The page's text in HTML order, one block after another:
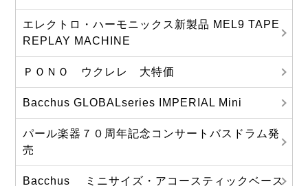
エレクトロ・ハーモニックス新製品 MEL9 TAPE
REPLAY MACHINE
ＰＯＮＯ ウクレレ 大特価
Bacchus GLOBALseries IMPERIAL Mini
パール楽器７０周年記念コンサートバスドラム発
売
Bacchus ミニサイズ・アコースティックベース